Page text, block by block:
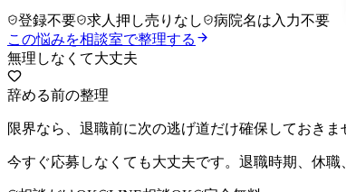
登録不要 求人押し売りなし
病院名は入力不要
この悩みを相談室で整理する
無理しなくて大丈夫
辞める前の整理
限界なら、退職前に次の逃げ道だけ確保しておきま
今すぐ応募しなくても大丈夫です。退職時期、休